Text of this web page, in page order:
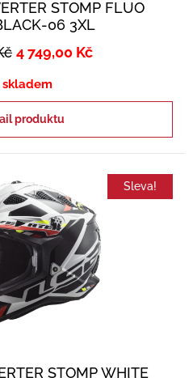
STOMP FLUO
06 3XL
4 749,00 Kč
skladem
produktu
Sleva!
STOMP WHITE